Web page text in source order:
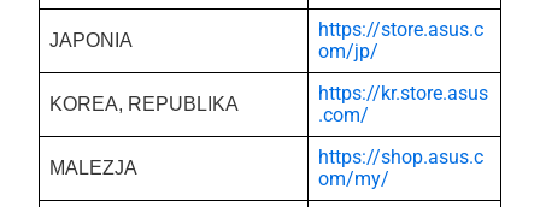
JAPONIA
https://store.asus.c
om/jp/
KOREA, REPUBLIKA
https://kr.store.asus
.com/
MALEZJA
https://shop.asus.c
om/my/